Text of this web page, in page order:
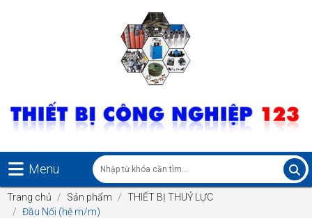
Menu
Trang chủ Sản phẩm
THIẾT BỊ THUỶ LỰC
Đầu Nối (hệ m/m)